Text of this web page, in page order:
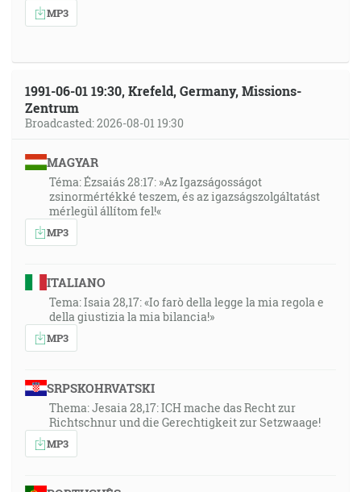
MP3
1991-06-01 19:30, Krefeld, Germany, Missions-
Zentrum
Broadcasted: 2026-08-01 19:30
MAGYAR
Téma: Ézsaiás 28:17: »Az Igazságosságot
zsinormértékké teszem, és az igazságszolgáltatást
mérlegül állítom fel!«
MP3
ITALIANO
Tema: Isaia 28,17: «Io farò della legge la mia regola e
della giustizia la mia bilancia!»
MP3
SRPSKOHRVATSKI
Thema: Jesaia 28,17: ICH mache das Recht zur
Richtschnur und die Gerechtigkeit zur Setzwaage!
MP3